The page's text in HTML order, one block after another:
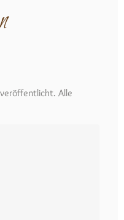
Alle